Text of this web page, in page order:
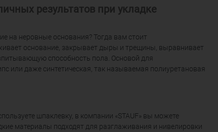
результатов при укладке
на неровные основания? Тогда вам стоит
основание, закрывает дыры и трещины, выравнивает
способность пола. Основой для
или даже синтетическая, так называемая полиуретановая
шпаклевку, в компании «STAUF» вы можете
материалы подходят для разглаживания и нивелировки